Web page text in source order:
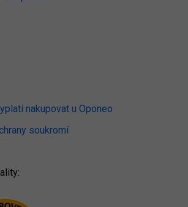
nakupovat u Oponeo
soukromí